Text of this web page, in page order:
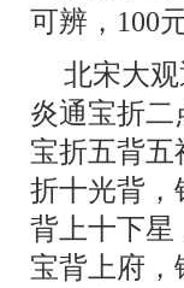
可辨，100
北宋大
炎通宝折二
宝折五背五
折十光背，
背上十下星
宝背上府，